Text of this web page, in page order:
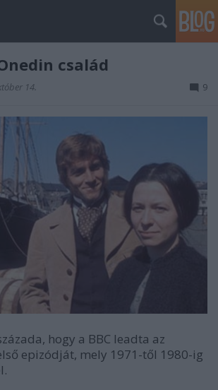
család
14. 9
hogy a BBC leadta az
epizódját, mely 1971-től 1980-ig